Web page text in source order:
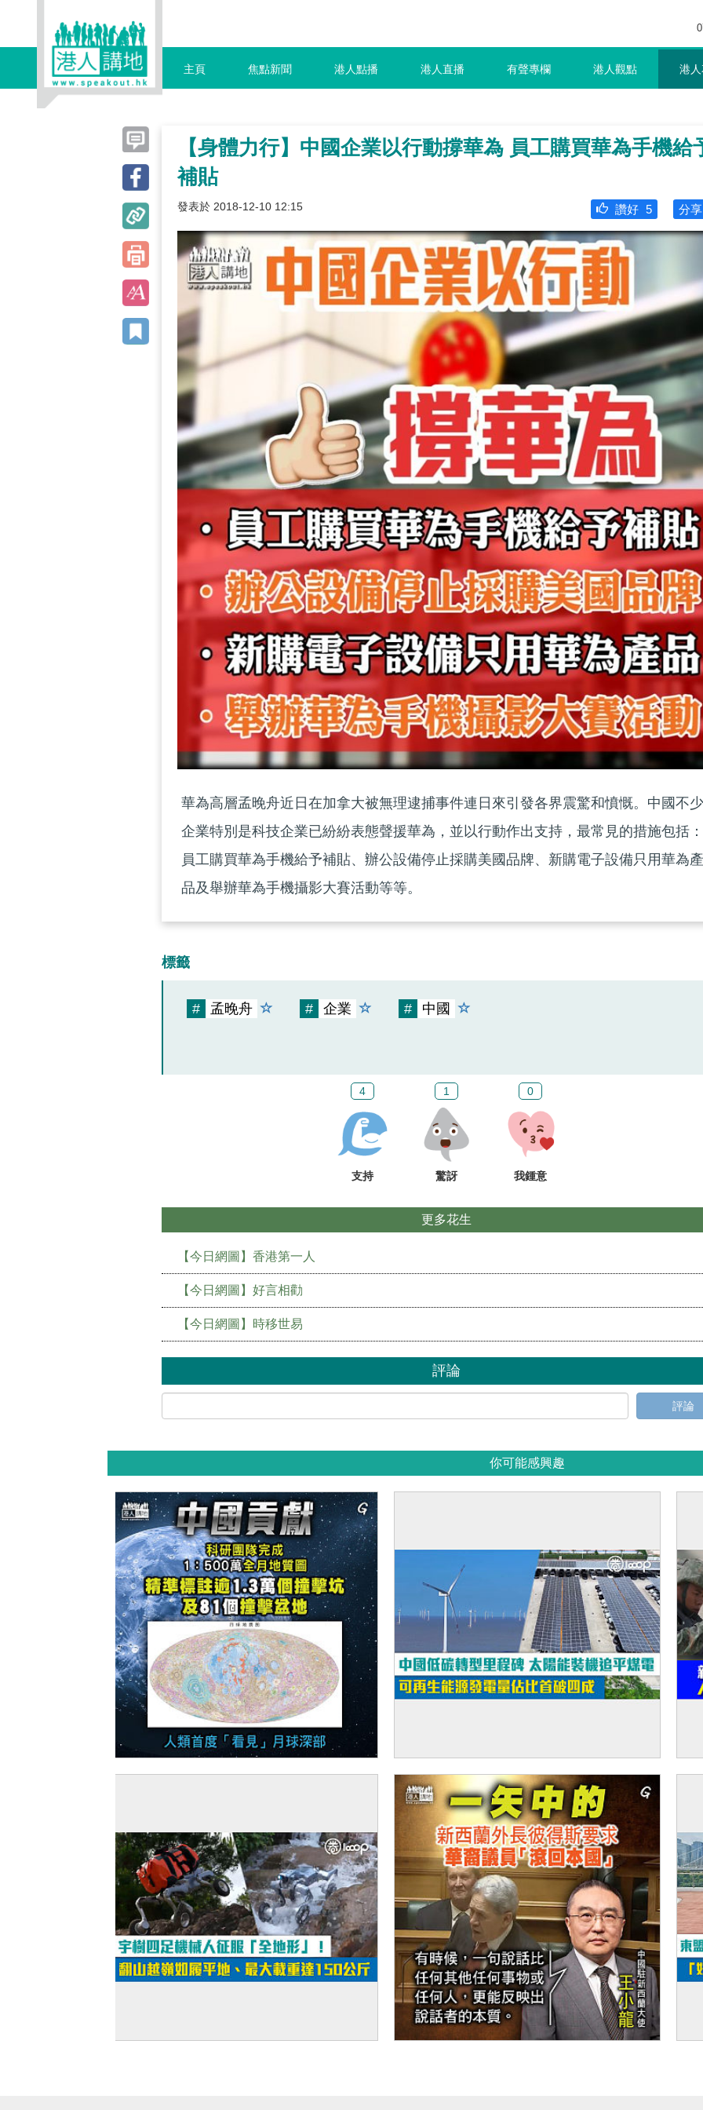
主頁 焦點新聞 港人點播 港人直播 有聲專欄 港人觀點 港
【身體力行】中國企業以行動撐華為 員工購買華為手機給
補貼
發表於 2018-12-10 12:15 分享
讚好 5
華為高層孟晚舟近日在加拿大被無理逮捕事件連日來引發各界震驚和憤慨。中國不少
企業特別是科技企業已紛紛表態聲援華為，並以行動作出支持，最常見的措施包括：
員工購買華為手機給予補貼、辦公設備停止採購美國品牌、新購電子設備只用華為產
品及舉辦華為手機攝影大賽活動等等。
標籤
# 孟晚舟 # 企業 # 中國
4
支持
1
驚訝
0
我鍾意
更多花生
【今日網圖】香港第一人
【今日網圖】好言相勸
【今日網圖】時移世易
評論
評論
你可能感興趣
平煤電 可再生能源發電量佔比首破四成